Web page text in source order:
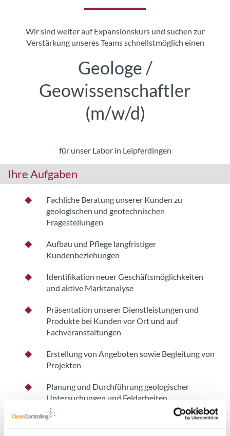
Wir sind weiter auf Expansionskurs und suchen zur
Verstärkung unseres Teams schnellstmöglich einen
Geologe /
Geowissenschaftler
(m/w/d)
für unser Labor in Leipferdingen
Ihre Aufgaben
Fachliche Beratung unserer Kunden zu
geologischen und geotechnischen
Fragestellungen
Aufbau und Pflege langfristiger
Kundenbeziehungen
Identifikation neuer Geschäftsmöglichkeiten
und aktive Marktanalyse
Präsentation unserer Dienstleistungen und
Produkte bei Kunden vor Ort und auf
Fachveranstaltungen
Erstellung von Angeboten sowie Begleitung von
Projekten
Planung und Durchführung geologischer
Untersuchungen und Feldarbeiten
Analyse und Interpretation von Gesteins-,
Boden- und Grundwasserdaten